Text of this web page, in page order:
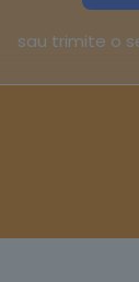
sau trimite o